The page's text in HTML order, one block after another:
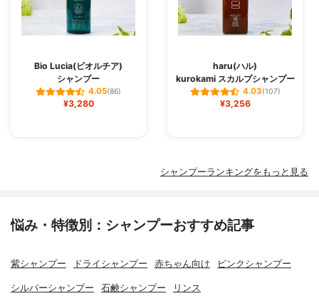
Bio Lucia(ビオルチア)
シャンプー
4.05(86)
¥3,280
haru(ハル)
kurokami スカルプシャンプー
4.03(107)
¥3,256
シャンプーランキングをもっと見る
悩み・特徴別：シャンプーおすすめ記事
紫シャンプー ドライシャンプー 赤ちゃん向け ピンクシャンプー
シルバーシャンプー 石鹸シャンプー リンス